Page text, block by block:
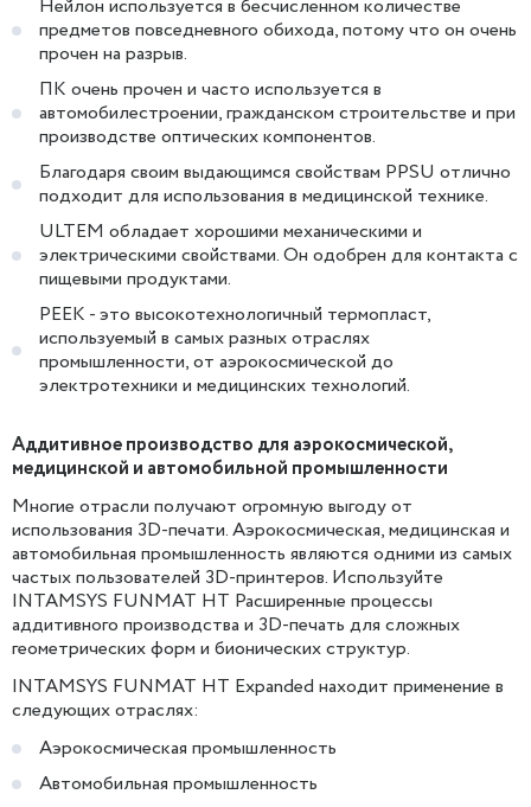
Нейлон используется в бесчисленном количестве
предметов повседневного обихода, потому что он очень
прочен на разрыв.
ПК очень прочен и часто используется в
автомобилестроении, гражданском строительстве и при
производстве оптических компонентов.
Благодаря своим выдающимся свойствам PPSU отлично
подходит для использования в медицинской технике.
ULTEM обладает хорошими механическими и
электрическими свойствами. Он одобрен для контакта с
пищевыми продуктами.
PEEK - это высокотехнологичный термопласт,
используемый в самых разных отраслях
промышленности, от аэрокосмической до
электротехники и медицинских технологий.
Аддитивное производство для аэрокосмической,
медицинской и автомобильной промышленности
Многие отрасли получают огромную выгоду от
использования 3D-печати. Аэрокосмическая, медицинская и
автомобильная промышленность являются одними из самых
частых пользователей 3D-принтеров. Используйте
INTAMSYS FUNMAT HT Расширенные процессы
аддитивного производства и 3D-печать для сложных
геометрических форм и бионических структур.
INTAMSYS FUNMAT HT Expanded находит применение в
следующих отраслях:
Аэрокосмическая промышленность
Автомобильная промышленность